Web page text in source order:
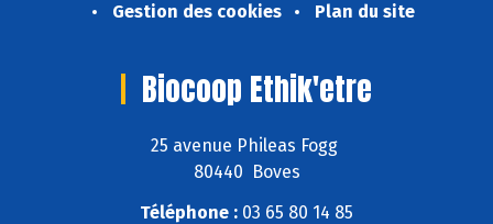
Gestion des cookies
Plan du site
Biocoop Ethik'etre
25 avenue Phileas Fogg
80440 Boves
Téléphone : 03 65 80 14 85